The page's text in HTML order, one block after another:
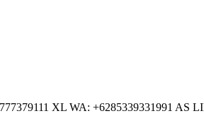
XL WA: +6285339331991 AS